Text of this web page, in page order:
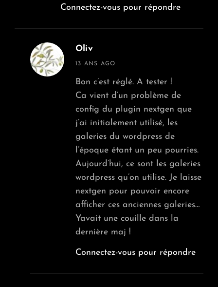
Connectez-vous pour répondre
Oliv
says:
13 ANS AGO
Bon c’est réglé. A tester !
Ca vient d’un problème de
config du plugin nextgen que
j’ai initialement utilisé, les
galeries du wordpress de
l’époque étant un peu pourries.
Aujourd’hui, ce sont les galeries
wordpress qu’on utilise. Je laisse
nextgen pour pouvoir encore
afficher ces anciennes galeries…
Yavait une couille dans la
dernière maj !
Connectez-vous pour répondre